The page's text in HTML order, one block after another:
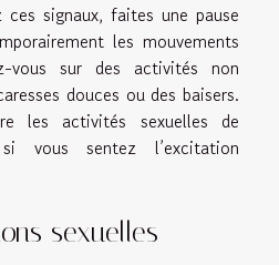
signaux, faites une pause
les mouvements
vous sur des activités non
douces ou des baisers.
les activités sexuelles de
vous sentez l’excitation
sexuelles